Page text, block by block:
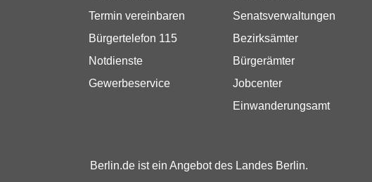
Termin vereinbaren
Bürgertelefon 115
Notdienste
Gewerbeservice
Senatsverwaltungen
Bezirksämter
Bürgerämter
Jobcenter
Einwanderungsamt
Berlin.de ist ein Angebot des Landes Berlin.